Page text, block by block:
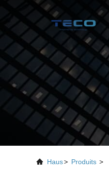
Haus> Produits >